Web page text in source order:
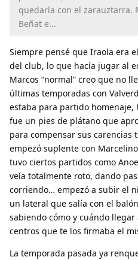
quedaría con el zarauztarra.
Beñat e...
Siempre pensé que Iraola era
del club, lo que hacía jugar al
Marcos “normal” creo que no
últimas temporadas con
estaba para partido
fue un pies de plátano que
para compensar sus carencias
empezó suplente con
tuvo ciertos partidos como
veía totalmente roto, dando
corriendo… empezó a subir el
un lateral que salía con el
sabiendo cómo y cuándo
centros que te los firmaba el
La temporada pasada ya